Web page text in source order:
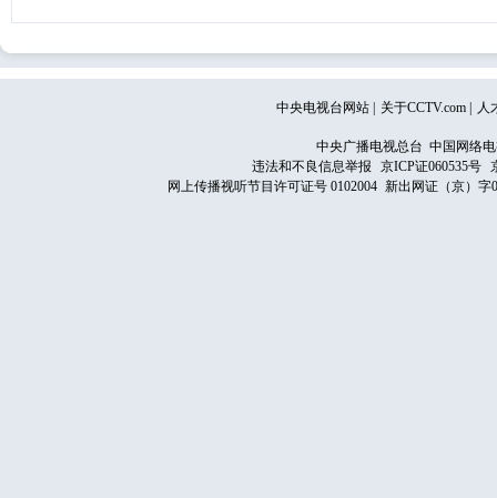
中央电视台网站 关于CCTV.com 人
中央广播电视总台 中国网络
违法和不良信息举报
京ICP证060535号
网上传播视听节目许可证号 0102004 新出网证（京）